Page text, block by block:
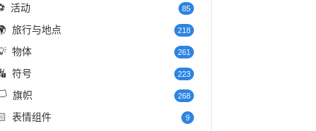
活动 85
旅行与地点 218
物体 261
符号 223
旗帜 268
表情组件 9